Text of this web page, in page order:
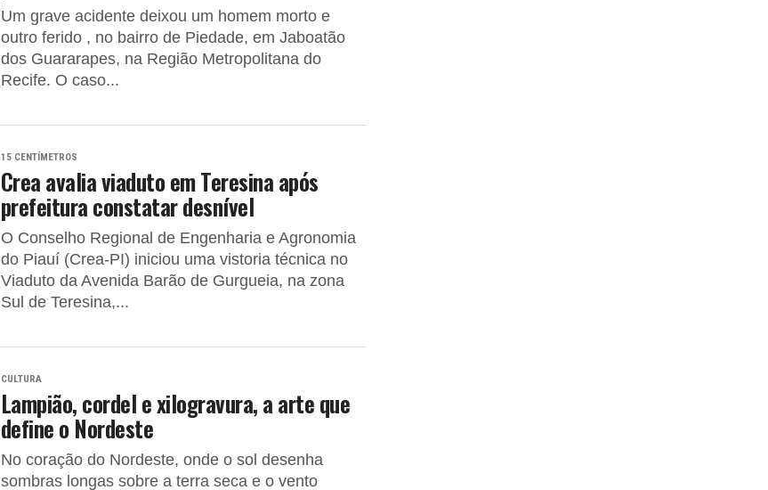
Um grave acidente deixou um homem morto e
outro ferido , no bairro de Piedade, em Jaboatão
dos Guararapes, na Região Metropolitana do
Recife. O caso...
15 CENTÍMETROS
Crea avalia viaduto em Teresina após
prefeitura constatar desnível
O Conselho Regional de Engenharia e Agronomia
do Piauí (Crea-PI) iniciou uma vistoria técnica no
Viaduto da Avenida Barão de Gurgueia, na zona
Sul de Teresina,...
CULTURA
Lampião, cordel e xilogravura, a arte que
define o Nordeste
No coração do Nordeste, onde o sol desenha
sombras longas sobre a terra seca e o vento